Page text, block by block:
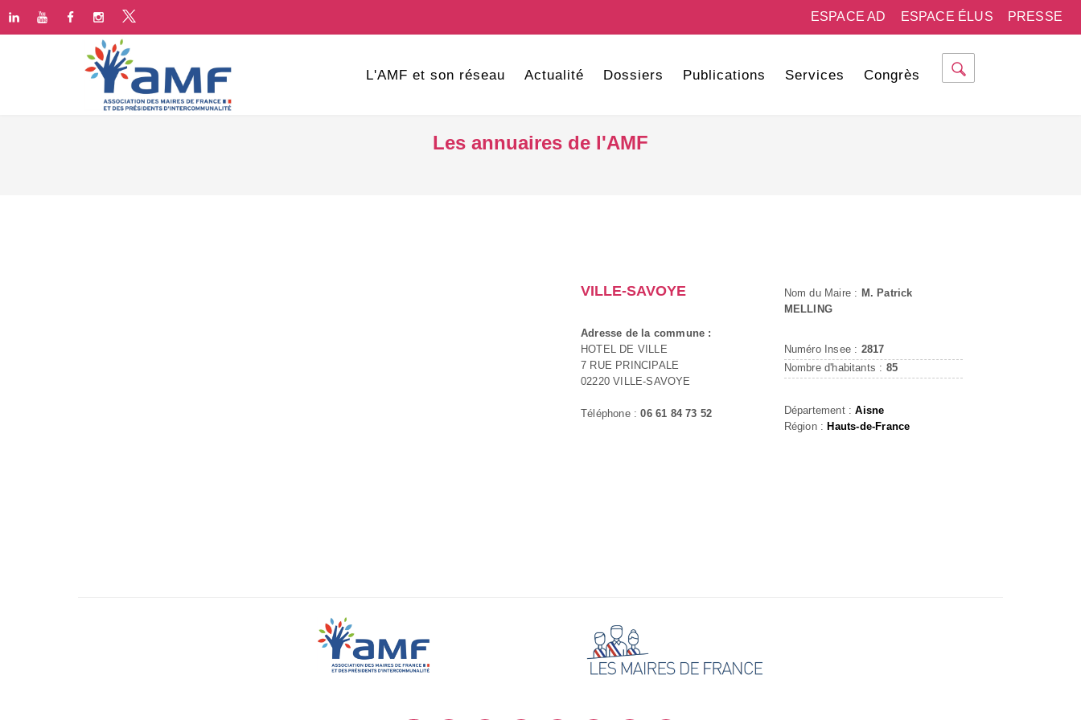
PRESSE
ESPACE ÉLUS
ESPACE AD
L'AMF et son réseau Actualité Dossiers Publications Services Congrès
Les annuaires de l'AMF
VILLE-SAVOYE
Adresse de la commune :
HOTEL DE VILLE
7 RUE PRINCIPALE
02220 VILLE-SAVOYE
Téléphone :06 61 84 73 52
Nom du Maire : M. Patrick
MELLING
Numéro Insee : 2817
Nombre d'habitants : 85
Département :Aisne
Région : Hauts-de-France